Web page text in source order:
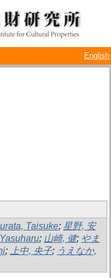
English
Taisuke; 星野, 安
; 山崎, 健; やま
; 上中, 央子; うえなか,